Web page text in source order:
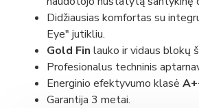
Didžiausias komfortas su
Eye" jutikliu.
Gold Fin lauko ir vidaus blokų
Profesionalus techninis
Energinio efektyvumo klasė
Garantija 3 metai.